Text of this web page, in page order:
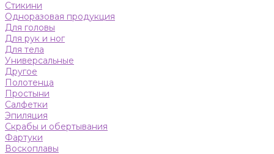
Стикини
Одноразовая продукция
Для головы
Для рук и ног
Для тела
Универсальные
Другое
Полотенца
Простыни
Салфетки
Эпиляция
Скрабы и обертывания
Фартуки
Воскоплавы